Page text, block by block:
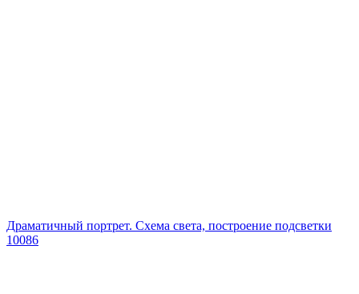
Драматичный портрет. Схема света, построение подсветки
10086